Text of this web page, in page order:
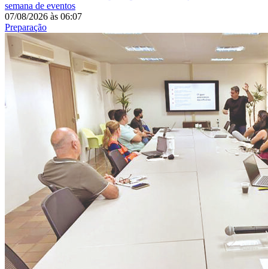
semana de eventos
07/08/2026 às 06:07
Preparação